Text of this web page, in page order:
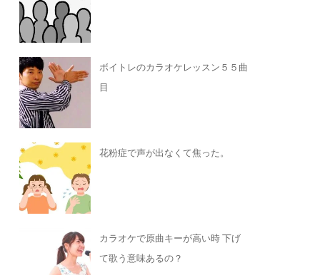
ボイトレのカラオケレッスン５５曲
目
花粉症で声が出なくて焦った。
カラオケで原曲キーが高い時 下げ
て歌う意味あるの？